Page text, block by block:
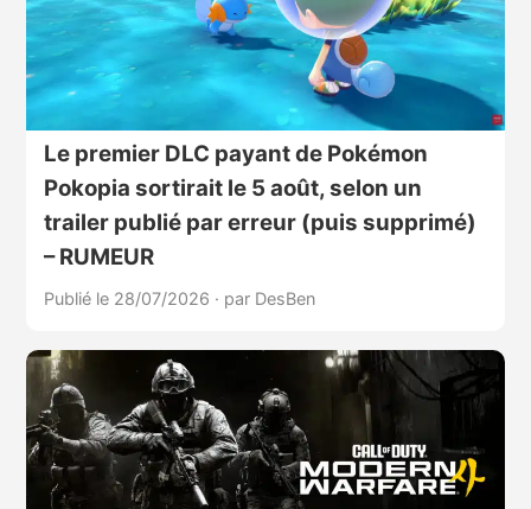
Le premier DLC payant de Pokémon
Pokopia sortirait le 5 août, selon un
trailer publié par erreur (puis supprimé)
– RUMEUR
Publié le 28/07/2026 · par DesBen